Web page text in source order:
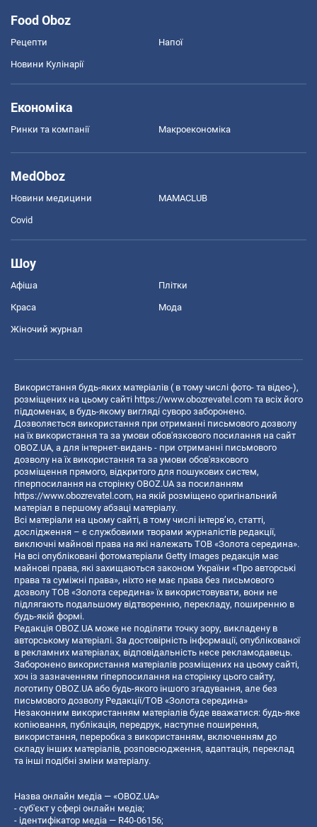
Food Oboz
Рецепти Напої
Новини Кулінарії
Економіка
Ринки та компанії Макроекономіка
MedOboz
Новини медицини MAMACLUB
Covid
Шоу
Афіша Плітки
Краса Мода
Жіночий журнал
Використання будь-яких матеріалів ( в тому числі фото- та відео-),
розміщених на цьому сайті https://www.obozrevatel.com та всіх його
піддоменах, в будь-якому вигляді суворо заборонено.
Дозволяється використання при отриманні письмового дозволу
на їх використання та за умови обов'язкового посилання на сайт
OBOZ.UA, а для інтернет-видань - при отриманні письмового
дозволу на їх використання та за умови обов'язкового
розміщення прямого, відкритого для пошукових систем,
гіперпосилання на сторінку OBOZ.UA за посиланням
https://www.obozrevatel.com, на якій розміщено оригінальний
матеріал в першому абзаці матеріалу.
Всі матеріали на цьому сайті, в тому числі інтерв’ю, статті,
дослідження – є службовими творами журналістів редакції,
виключні майнові права на які належать ТОВ «Золота середина».
На всі опубліковані фотоматеріали Getty Images редакція має
майнові права, які захищаються законом України «Про авторські
права та суміжні права», ніхто не має права без письмового
дозволу ТОВ «Золота середина» їх використовувати, вони не
підлягають подальшому відтворенню, перекладу, поширенню в
будь-якій формі.
Редакція OBOZ.UA може не поділяти точку зору, викладену в
авторському матеріалі. За достовірність інформації, опублікованої
в рекламних матеріалах, відповідальність несе рекламодавець.
Заборонено використання матеріалів розміщених на цьому сайті,
хоч із зазначенням гіперпосилання на сторінку цього сайту,
логотипу OBOZ.UA або будь-якого іншого згадування, але без
письмового дозволу Редакції/ТОВ «Золота середина»
Незаконним використанням матеріалів буде вважатися: будь-яке
копiювання, публiкацiя, передрук, наступне поширення,
використання, переробка з використанням, включенням до
складу інших матеріалів, розповсюдження, адаптація, переклад
та інші подібні зміни матеріалу.
Назва онлайн медіа — «OBOZ.UA»
- суб'єкт у сфері онлайн медіа;
- ідентифікатор медіа — R40-06156;